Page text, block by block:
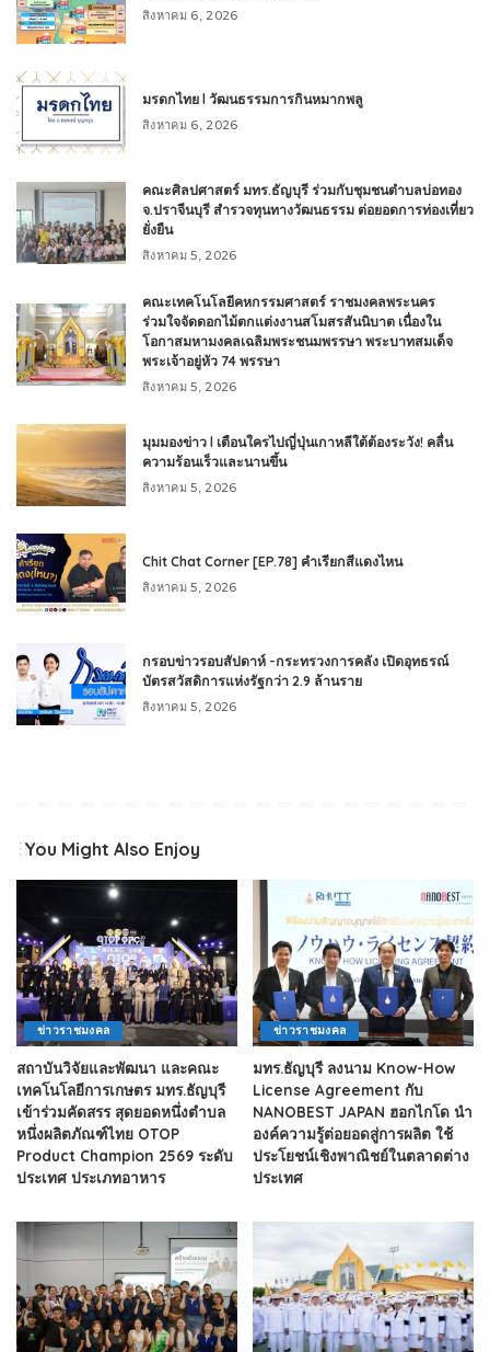
สิงหาคม 6, 2026
มรดกไทย l วัฒนธรรมการกินหมากพลู
สิงหาคม 6, 2026
คณะศิลปศาสตร์ มทร.ธัญบุรี ร่วมกับชุมชนตำบลบ่อทอง
จ.ปราจีนบุรี สำรวจทุนทางวัฒนธรรม ต่อยอดการท่องเที่ยว
ยั่งยืน
สิงหาคม 5, 2026
คณะเทคโนโลยีคหกรรมศาสตร์ ราชมงคลพระนคร
ร่วมใจจัดดอกไม้ตกแต่งงานสโมสรสันนิบาต เนื่องใน
โอกาสมหามงคลเฉลิมพระชนมพรรษา พระบาทสมเด็จ
พระเจ้าอยู่หัว 74 พรรษา
สิงหาคม 5, 2026
มุมมองข่าว l เตือนใครไปญี่ปุ่นเกาหลีใต้ต้องระวัง! คลื่น
ความร้อนเร็วและนานขึ้น
สิงหาคม 5, 2026
Chit Chat Corner [EP.78] คำเรียกสีแดงไหน
สิงหาคม 5, 2026
กรอบข่าวรอบสัปดาห์ -กระทรวงการคลัง เปิดอุทธรณ์
บัตรสวัสดิการแห่งรัฐกว่า 2.9 ล้านราย
สิงหาคม 5, 2026
You Might Also Enjoy
ข่าวราชมงคล
สถาบันวิจัยและพัฒนา และคณะ
เทคโนโลยีการเกษตร มทร.ธัญบุรี
เข้าร่วมคัดสรร สุดยอดหนึ่งตำบล
หนึ่งผลิตภัณฑ์ไทย OTOP
Product Champion 2569 ระดับ
ประเทศ ประเภทอาหาร
ข่าวราชมงคล
มทร.ธัญบุรี ลงนาม Know-How
License Agreement กับ
NANOBEST JAPAN ฮอกไกโด นำ
องค์ความรู้ต่อยอดสู่การผลิต ใช้
ประโยชน์เชิงพาณิชย์ในตลาดต่าง
ประเทศ